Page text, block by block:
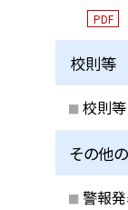
PDF
校則等
校則等
その他
警報